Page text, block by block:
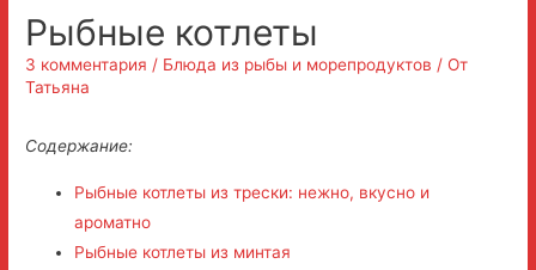
Рыбные котлеты
3 комментария / Блюда из рыбы и морепродуктов / От
Татьяна
Содержание:
Рыбные котлеты из трески: нежно, вкусно и
ароматно
Рыбные котлеты из минтая